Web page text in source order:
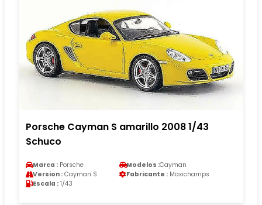
Porsche Cayman S amarillo 2008 1/43
Schuco
Marca : Porsche Modelos :Cayman
Version : Cayman S Fabricante : Maxichamps
Escala : 1/43